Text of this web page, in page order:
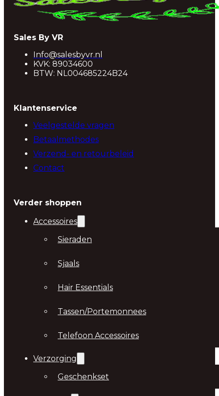
Sales By VR
Info@salesbyvr.nl
KVK: 89034600
BTW: NL004685224B24
Klantenservice
Veelgestelde vragen
Betaalmethodes
Verzend- en retourbeleid
Contact
Verder shoppen
Accessoires
Sieraden
Sjaals
Hair Essentials
Tassen/Portemonnees
Telefoon Accessoires
Verzorging
Geschenkset